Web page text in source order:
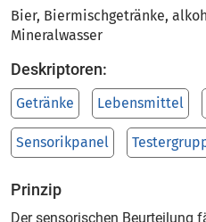
Bier, Biermischgetränke,
Mineralwasser
Deskriptoren:
Getränke Lebensmittel
Sensorikpanel
Prinzip
Der sensorischen Beurteilung